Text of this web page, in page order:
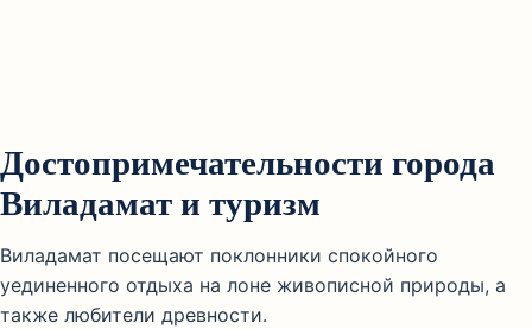
Достопримечательности города
Виладамат и туризм
Виладамат посещают поклонники спокойного
уединенного отдыха на лоне живописной природы, а
также любители древности.